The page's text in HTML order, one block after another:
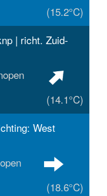
(15.2°C)
| richt. Zuid-
(14.1°C)
West
(18.6°C)